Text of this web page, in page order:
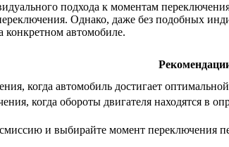
подхода к моментам
Однако, даже без подобных
конкретном автомобиле.
когда автомобиль достигает
когда обороты двигателя находятся в
и выбирайте момент переключения